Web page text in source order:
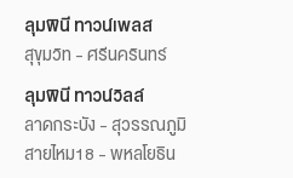
ลุมพินี ทาวน์เพลส
สุขุมวิท - ศรีนครินทร์
ลุมพินี ทาวน์วิลล์
ลาดกระบัง - สุวรรณภูมิ
สายไหม18 - พหลโยธิน